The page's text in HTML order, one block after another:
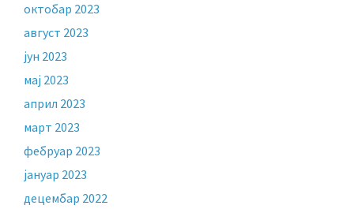
октобар 2023
август 2023
јун 2023
мај 2023
април 2023
март 2023
фебруар 2023
јануар 2023
децембар 2022